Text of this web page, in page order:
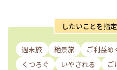
したいことを指
週末旅 絶景旅 ご利益め
くつろぐ
いやされる ご